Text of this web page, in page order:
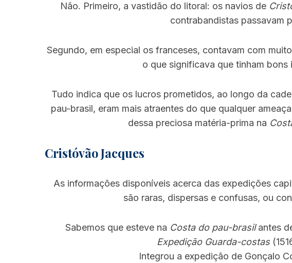
Não. Primeiro, a vastidão do litoral: os navios de
contrabandistas passavam
Segundo, em especial os franceses, contavam com
o que significava que tinham bons
Tudo indica que os lucros prometidos, ao longo da
pau-brasil, eram mais atraentes do que qualquer
dessa preciosa matéria-prima na
Cristóvão Jacques
As informações disponíveis acerca das expedições
são raras, dispersas e confusas, ou
Sabemos que esteve na Costa do pau-brasilantes
Expedição Guarda-costas
Integrou a expedição de Gonçalo
r
r